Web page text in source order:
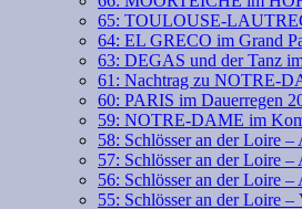
65: TOULOUSE-
64: EL GRECO im Grand
63: DEGAS und der Tanz
61: Nachtrag zu NOTRE-
60: PARIS im Dauerregen
59: NOTRE-DAME im
58: Schlösser an der Loire
57: Schlösser an der Loire
56: Schlösser an der Loire
55: Schlösser an der Loire